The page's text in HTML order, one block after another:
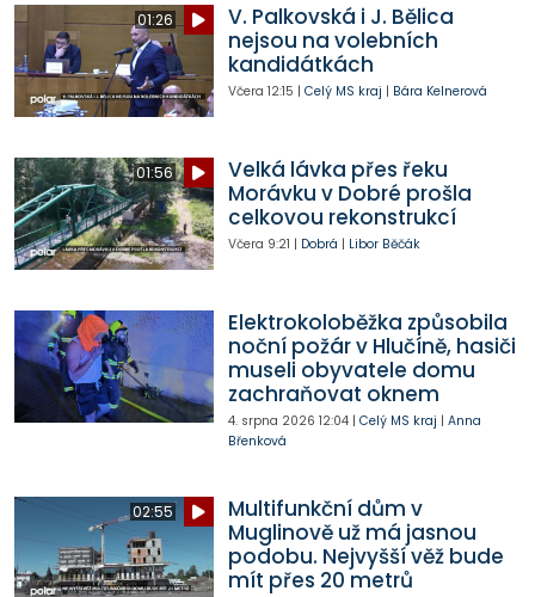
01:26
V. Palkovská i J. Bělica
nejsou na volebních
kandidátkách
Včera 12:15 | Celý MS kraj | Bára Kelnerová
01:56
Velká lávka přes řeku
Morávku v Dobré prošla
celkovou rekonstrukcí
Včera 9:21 | Dobrá | Libor Běčák
Elektrokoloběžka způsobila
noční požár v Hlučíně, hasiči
museli obyvatele domu
zachraňovat oknem
4. srpna 2026 12:04| Celý MS kraj | Anna
Břenková
02:55
Multifunkční dům v
Muglinově už má jasnou
podobu. Nejvyšší věž bude
mít přes 20 metrů